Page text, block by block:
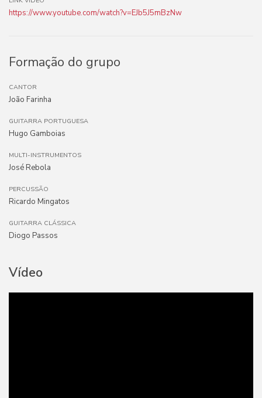
https://www.youtube.com/watch?v=EJb5J5mBzNw
Formação do grupo
CANTOR
João Farinha
GUITARRA PORTUGUESA
Hugo Gamboias
MULTI-INSTRUMENTOS
José Rebola
PERCUSSÃO
Ricardo Mingatos
GUITARRA CLÁSSICA
Diogo Passos
Vídeo